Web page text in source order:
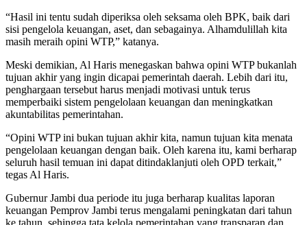
“Hasil ini tentu sudah diperiksa oleh seksama oleh BPK, baik dari
sisi pengelola keuangan, aset, dan sebagainya. Alhamdulillah kita
masih meraih opini WTP,” katanya.
Meski demikian, Al Haris menegaskan bahwa opini WTP bukanlah
tujuan akhir yang ingin dicapai pemerintah daerah. Lebih dari itu,
penghargaan tersebut harus menjadi motivasi untuk terus
memperbaiki sistem pengelolaan keuangan dan meningkatkan
akuntabilitas pemerintahan.
“Opini WTP ini bukan tujuan akhir kita, namun tujuan kita menata
pengelolaan keuangan dengan baik. Oleh karena itu, kami berharap
seluruh hasil temuan ini dapat ditindaklanjuti oleh OPD terkait,”
tegas Al Haris.
Gubernur Jambi dua periode itu juga berharap kualitas laporan
keuangan Pemprov Jambi terus mengalami peningkatan dari tahun
ke tahun, sehingga tata kelola pemerintahan yang transparan dan